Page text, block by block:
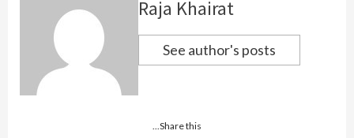
Raja Khairat
See author's posts
Share this...